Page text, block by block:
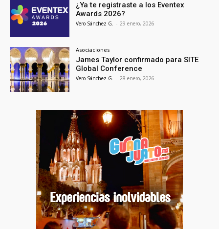
¿Ya te registraste a los Eventex
Awards 2026?
Vero Sánchez G. - 29 enero, 2026
Asociaciones
James Taylor confirmado para SITE
Global Conference
Vero Sánchez G. - 28 enero, 2026